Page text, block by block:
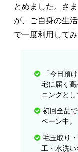
とめました。さ
が、ご自身の生
で一度利用して
「今日預け
宅に届く
ニングとし
初回全品で
ペーン中。
毛玉取り
工・水洗